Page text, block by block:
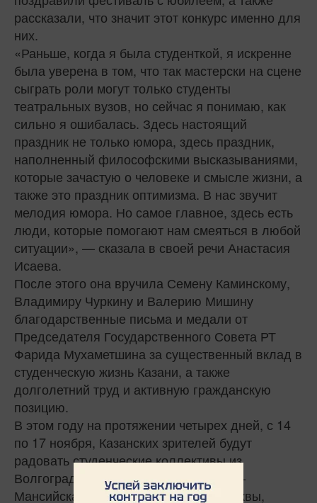
рассказали, что значит этот конкурс именно для
них.
«Раньше, когда я была студенткой, я искренне
была уверена в том, что так мастерски на сцене
сыграть роли могут только студенты
театральных вузов, но сейчас я понимаю, как
сильно я ошибалась. Здесь настоящий
праздник не только юмора, здесь праздник,
наполненный философскими высказываниями,
которые зачастую о человеке и смысле жизни, а
также это праздник оптимизма. В нас звучит
мелодия юмора. Но самое главное, здесь есть
люди, которые помогают нам смеяться в любой
ситуации», — сказала в своей речи Анастасия
Исаева.
После этого она вручила Семену Каминскому,
Владимиру Чуркину и Валерию Мишину
благодарственные письма и медали от
Председателя Государственного Совета РТ
Фарида Мухаметшина за существенный вклад в
студенческую жизнь Казани, а также
долголетний труд и активную гражданскую
позицию.
В этом году на протяжении четырех дней, с 14
по 17 ноября, Казанских зрителей будут
радовать студенческие коллективы из
Волгограда, Санкт-Петербурга, Ханты-
Мансийска, Кемерова, Саратова, Москвы,